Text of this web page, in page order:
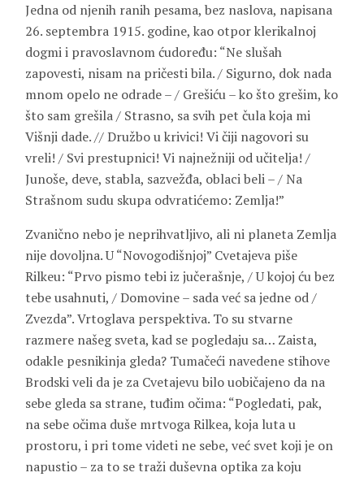
Jedna od njenih ranih pesama, bez naslova, napisana
26. septembra 1915. godine, kao otpor klerikalnoj
dogmi i pravoslavnom ćudoređu: “Ne slušah
zapovesti, nisam na pričesti bila. / Sigurno, dok nada
mnom opelo ne odrade – / Grešiću – ko što grešim, ko
što sam grešila / Strasno, sa svih pet čula koja mi
Višnji dade. // Družbo u krivici! Vi čiji nagovori su
vreli! / Svi prestupnici! Vi najnežniji od učitelja! /
Junoše, deve, stabla, sazvežđa, oblaci beli – / Na
Strašnom sudu skupa odvratićemo: Zemlja!”
Zvanično nebo je neprihvatljivo, ali ni planeta Zemlja
nije dovoljna. U “Novogodišnjoj” Cvetajeva piše
Rilkeu: “Prvo pismo tebi iz jučerašnje, / U kojoj ću bez
tebe usahnuti, / Domovine – sada već sa jedne od /
Zvezda”. Vrtoglava perspektiva. To su stvarne
razmere našeg sveta, kad se pogledaju sa… Zaista,
odakle pesnikinja gleda? Tumačeći navedene stihove
Brodski veli da je za Cvetajevu bilo uobičajeno da na
sebe gleda sa strane, tuđim očima: “Pogledati, pak,
na sebe očima duše mrtvoga Rilkea, koja luta u
prostoru, i pri tome videti ne sebe, već svet koji je on
napustio – za to se traži duševna optika za koju